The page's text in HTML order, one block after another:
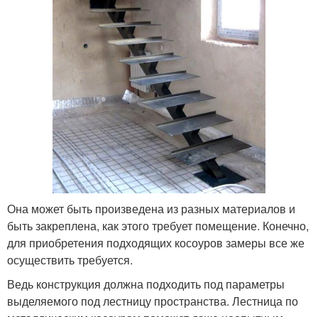
Она может быть произведена из разных материалов и
быть закреплена, как этого требует помещение. Конечно,
для приобретения подходящих косоуров замеры все же
осуществить требуется.
Ведь конструкция должна подходить под параметры
выделяемого под лестницу пространства. Лестница по